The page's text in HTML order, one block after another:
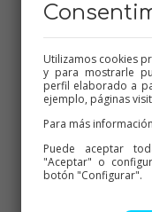
Utilizamos cookies
y para mostrarle
perfil elaborado a
ejemplo, páginas
Para más
Puede aceptar
"Aceptar" o
botón "Configurar".